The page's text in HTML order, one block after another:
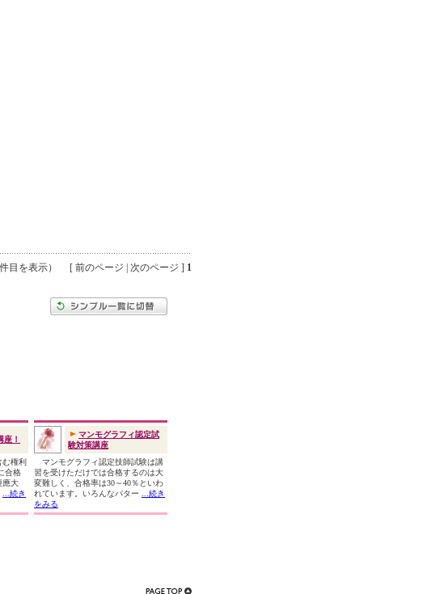
目を表示） [ 前のページ | 次のページ ] 1
座！
権利
合格
應大
...続き
マンモグラフィ認定試
験対策講座
マンモグラフィ認定技師試験は講
習を受けただけでは合格するのは大
変難しく、合格率は30～40％といわ
れています。いろんなパター
...続き
をみる